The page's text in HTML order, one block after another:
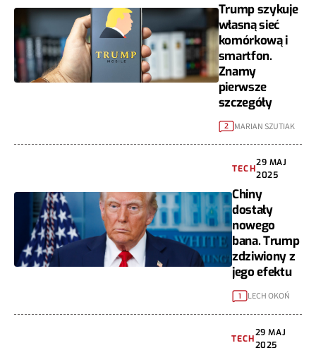
Trump szykuje
własną sieć
komórkową i
smartfon.
Znamy
pierwsze
szczegóły
2 MARIAN SZUTIAK
TECH
29 MAJ
2025
Chiny
dostały
nowego
bana. Trump
zdziwiony z
jego efektu
1 LECH OKOŃ
TECH
29 MAJ
2025